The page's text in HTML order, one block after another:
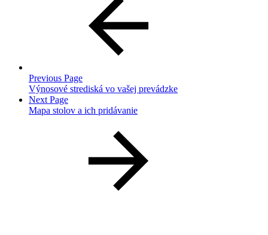
Previous Page
Výnosové strediská vo vašej prevádzke
Next Page
Mapa stolov a ich pridávanie